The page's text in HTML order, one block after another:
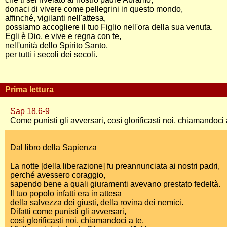
donaci di vivere come pellegrini in questo mondo,
affinché, vigilanti nell'attesa,
possiamo accogliere il tuo Figlio nell'ora della sua venuta.
Egli è Dio, e vive e regna con te,
nell'unità dello Spirito Santo,
per tutti i secoli dei secoli.
Prima lettura
Sap 18,6-9
Come punisti gli avversari, così glorificasti noi, chiamandoci
Dal libro della Sapienza
La notte [della liberazione] fu preannunciata ai nostri padri,
perché avessero coraggio,
sapendo bene a quali giuramenti avevano prestato fedeltà.
Il tuo popolo infatti era in attesa
della salvezza dei giusti, della rovina dei nemici.
Difatti come punisti gli avversari,
così glorificasti noi, chiamandoci a te.